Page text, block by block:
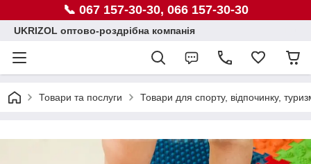
📞 067 157-30-30, 066 157-30-30
UKRIZOL оптово-роздрібна компанія
Товари та послуги Товари для спорту, відпочинку,